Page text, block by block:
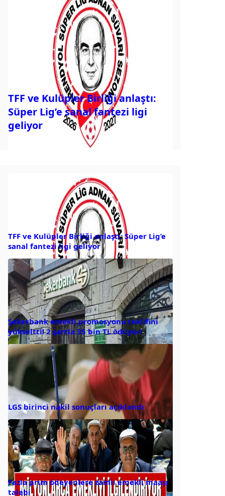
TFF ve Kulüpler Birliği anlaştı:
Süper Lig’e sanal fantezi ligi
geliyor
TFF ve Kulüpler Birliği anlaştı: Süper Lig’e
sanal fantezi ligi geliyor
Şekerbank emekli promosyonu teklifini
yükseltti! 2 şartla 35 bin TL ödüyor!
LGS birinci nakil sonuçları açıklandı
Fazla prim ödeyenlere zamlı emekli maaşı
talebi